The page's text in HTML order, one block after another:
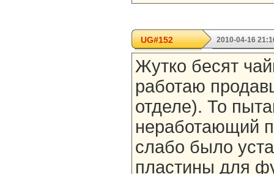
UG#152 2010-04-16
Жутко бесят
работаю
отделе). То
неработающий
слабо было
пластины для